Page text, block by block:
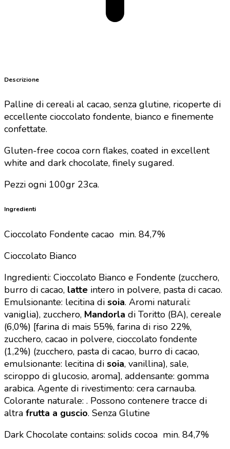
Descrizione
Palline di cereali al cacao, senza glutine, ricoperte di
eccellente cioccolato fondente, bianco e finemente
confettate.
Gluten-free cocoa corn flakes, coated in excellent
white and dark chocolate, finely sugared.
Pezzi ogni 100gr 23ca.
Ingredienti
Cioccolato Fondente cacao min. 84,7%
Cioccolato Bianco
Ingredienti: Cioccolato Bianco e Fondente (zucchero,
burro di cacao, latte intero in polvere, pasta di cacao.
Emulsionante: lecitina di soia. Aromi naturali:
vaniglia), zucchero, Mandorla di Toritto (BA), cereale
(6,0%) [farina di mais 55%, farina di riso 22%,
zucchero, cacao in polvere, cioccolato fondente
(1,2%) (zucchero, pasta di cacao, burro di cacao,
emulsionante: lecitina di soia, vanillina), sale,
sciroppo di glucosio, aroma], addensante: gomma
arabica. Agente di rivestimento: cera carnauba.
Colorante naturale: . Possono contenere tracce di
altra frutta a guscio. Senza Glutine
Dark Chocolate contains: solids cocoa min. 84,7%